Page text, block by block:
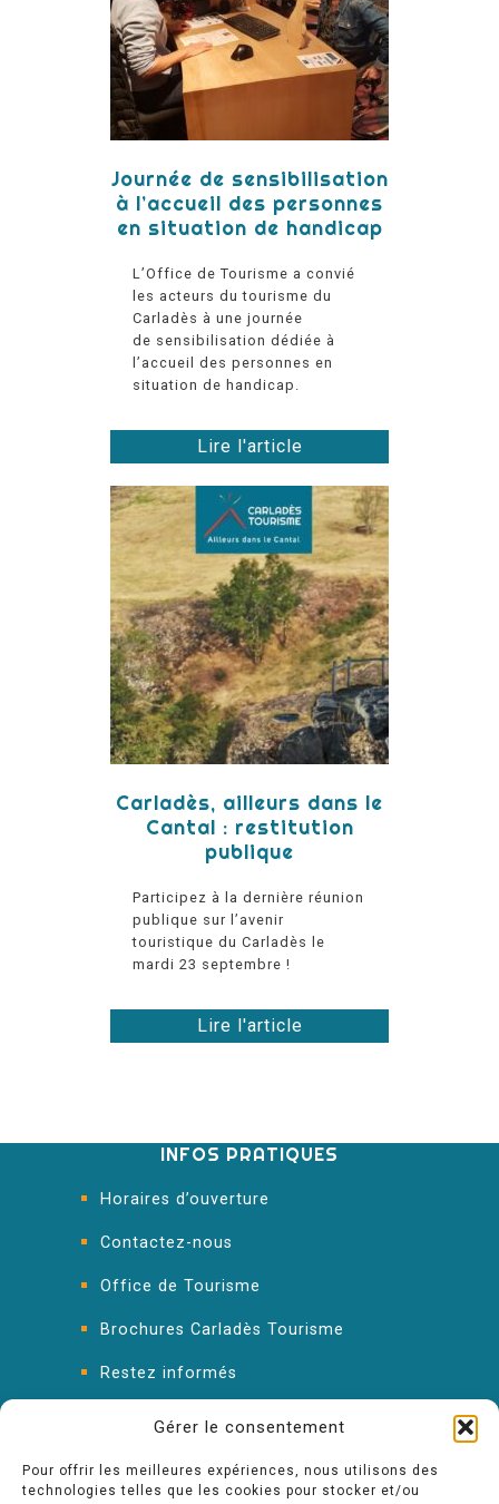
Gérer le consentement
Pour offrir les meilleures expériences, nous utilisons des
technologies telles que les cookies pour stocker et/ou
Journée de sensibilisation
à l’accueil des personnes
en situation de handicap
L’Office de Tourisme a convié
les acteurs du tourisme du
Carladès à une journée
de sensibilisation dédiée à
l’accueil des personnes en
situation de handicap.
Lire l'article
Carladès, ailleurs dans le
Cantal : restitution
publique
Participez à la dernière réunion
publique sur l’avenir
touristique du Carladès le
mardi 23 septembre !
Lire l'article
INFOS PRATIQUES
Horaires d’ouverture
Contactez-nous
Office de Tourisme
Brochures Carladès Tourisme
Restez informés
FAQ : les réponses à vos questions